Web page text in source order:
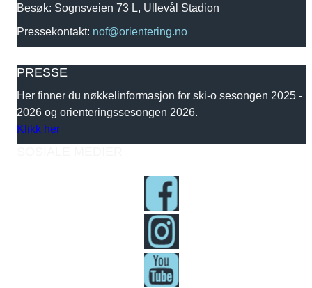
Besøk: Sognsveien 73 L, Ullevål Stadion
Pressekontakt: nof@orientering.no
PRESSE
Her finner du nøkkelinformasjon for ski-o sesongen 2025 -
2026 og orienteringssesongen 2026.
Klikk her